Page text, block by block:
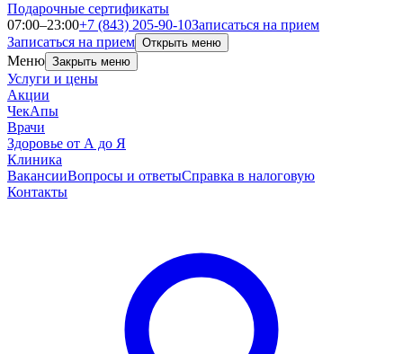
Подарочные сертификаты
07:00–23:00+7 (843) 205-90-10Записаться на прием
Записаться на прием Открыть меню
Меню Закрыть меню
Услуги и цены
Акции
ЧекАпы
Врачи
Здоровье от А до Я
Клиника
ВакансииВопросы и ответыСправка в налоговую
Контакты